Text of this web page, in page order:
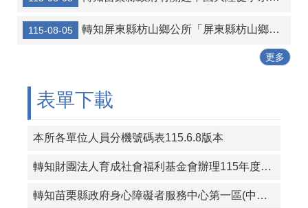
115年暑期保護青少年-青春專案
115-08-05 轉知屏東縣枋山鄉公所「屏東縣枋山鄉發放兒童節兒童禮金自治條例」部分條文公告、令、總說明、修正條文對照表及全部條文各1份
更多
表單下載
本所各單位人員分機號碼表115.6.8版本
轉知財團法人育成社會福利基金會辦理115年度「從CRPD到ISP－專業人員支持身心障礙者積極參與個別化服務計畫研習課程」報名簡章資料
轉知苗栗縣政府身心障礙者服務中心第一區(中華民國珍珠社會福利服務協會承辦)辦理「一家心聚系列宣導活動」第1次活動簡章